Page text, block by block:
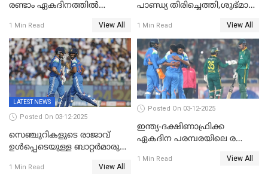
രണ്ടാം ഏകദിനത്തില്‍
ഒപ്പത്തിനൊപ്പം
1 Min Read View All
പാണ്ഡ്യ തിരിച്ചെത്തി,​ശുഭ്മാൻ
ഇല്ല;
ദക്ഷിണാഫ്രിക്കയ്‌ക്കെതിരായ
ടി20 പരമ്പരയ്ക്കുള്ള ഇന്ത്യന്‍
ടീമിനെ പ്രഖ്യാപിച്ചു
1 Min Read View All
LATEST NEWS
Posted On 03-12-2025
സെഞ്ചുറികളുടെ രാജാവ്
ഉൾപ്പെടെയുള്ള ബാറ്റർമാരുടെ
ഇന്ത്യയ്ക്ക് 358 റൺസ്
1 Min Read View All
Posted On 03-12-2025
ഇന്ത്യ-ദക്ഷിണാഫ്രിക്ക
ഏകദിന പരമ്പരയിലെ രണ്ടാം
1 Min Read View All